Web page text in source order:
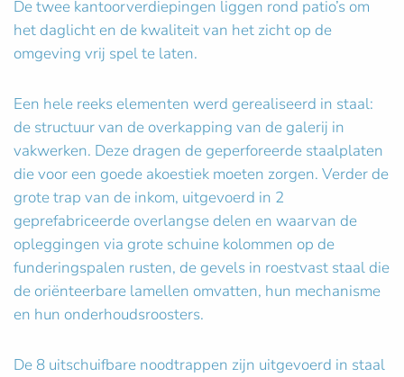
De twee kantoorverdiepingen liggen rond patio’s om
het daglicht en de kwaliteit van het zicht op de
omgeving vrij spel te laten.
Een hele reeks elementen werd gerealiseerd in staal:
de structuur van de overkapping van de galerij in
vakwerken. Deze dragen de geperforeerde staalplaten
die voor een goede akoestiek moeten zorgen. Verder de
grote trap van de inkom, uitgevoerd in 2
geprefabriceerde overlangse delen en waarvan de
opleggingen via grote schuine kolommen op de
funderingspalen rusten, de gevels in roestvast staal die
de oriënteerbare lamellen omvatten, hun mechanisme
en hun onderhoudsroosters.
De 8 uitschuifbare noodtrappen zijn uitgevoerd in staal